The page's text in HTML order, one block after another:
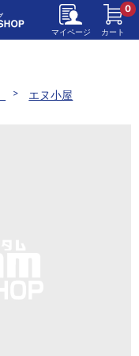
マイページ カート
0
エヌ小屋